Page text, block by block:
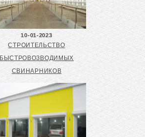
10-01-2023
СТРОИТЕЛЬСТВО
БЫСТРОВОЗВОДИМЫХ
СВИНАРНИКОВ